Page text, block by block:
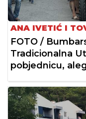
ANA IVETIĆ I
FOTO /
Tradicionalna
pobjednicu,